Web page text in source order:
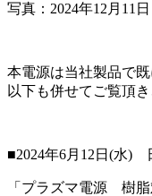
写真：2024年12月11
本電源は当社製品で
以下も併せてご覧頂
■2024年6月12日(水)
「プラズマ電源 樹脂